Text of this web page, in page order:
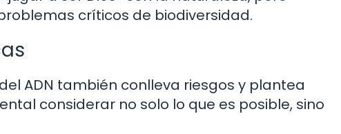
críticos de biodiversidad.
ADN también conlleva riesgos y plantea
considerar no solo lo que es posible, sino